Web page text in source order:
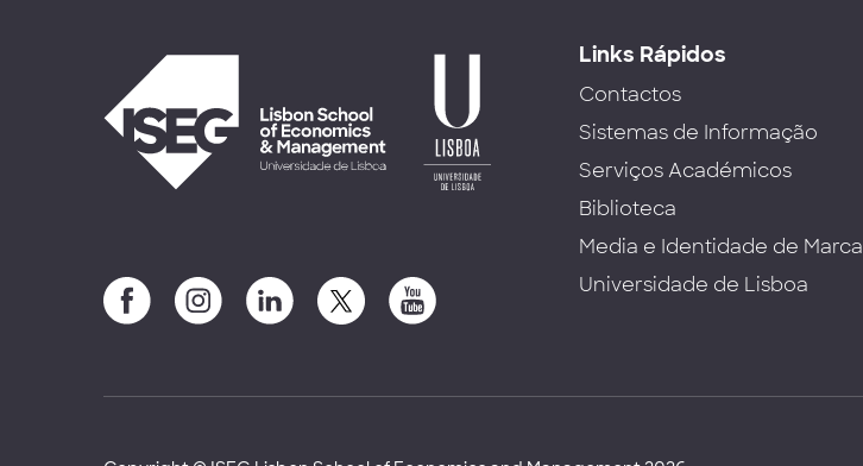
Links Rápidos
Contactos
Sistemas de Informação
Serviços Académicos
Biblioteca
Media e Identidade de Marca
Universidade de Lisboa